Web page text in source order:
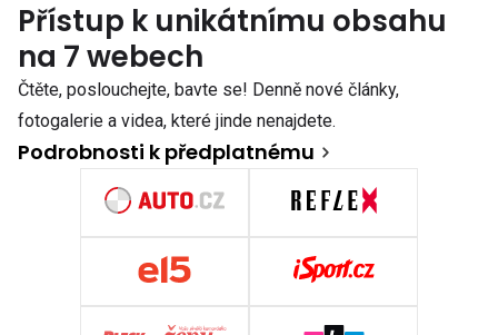
Přístup k unikátnímu obsahu
na 7 webech
Čtěte, poslouchejte, bavte se! Denně nové články,
fotogalerie a videa, které jinde nenajdete.
Podrobnosti k předplatnému